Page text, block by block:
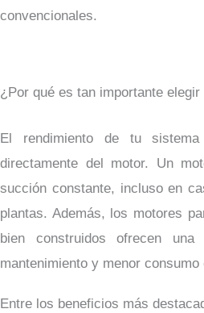
convencionales.
¿Por qué es tan importante
El rendimiento de tu sistema
directamente del motor. Un
succión constante, incluso en
plantas. Además, los motores
bien construidos ofrecen
mantenimiento y menor consumo
Entre los beneficios más